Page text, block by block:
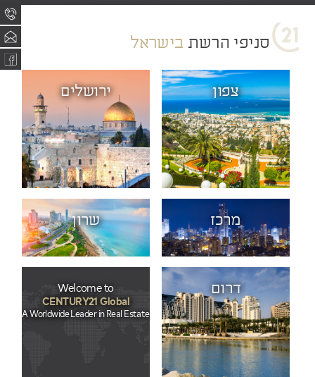
סניפי הרשתבישראל
צפון ירושלים
מרכז שרון
דרום Welcome to
CENTURY21 Global
A Worldwide Leader in Real Estate